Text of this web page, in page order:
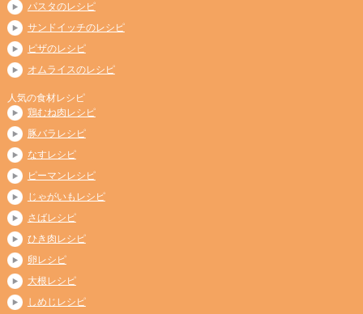
パスタのレシピ
サンドイッチのレシピ
ピザのレシピ
オムライスのレシピ
人気の食材レシピ
鶏むね肉レシピ
豚バラレシピ
なすレシピ
ピーマンレシピ
じゃがいもレシピ
さばレシピ
ひき肉レシピ
卵レシピ
大根レシピ
しめじレシピ